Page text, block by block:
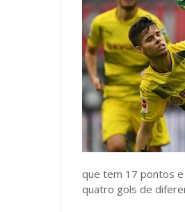
que tem 17 pontos
quatro gols de